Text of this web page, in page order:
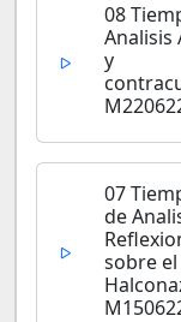
08
Analisis
y
07
de
sobre el